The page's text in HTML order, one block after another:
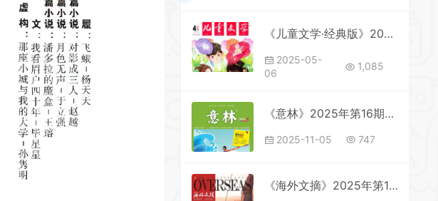
《儿童文学·经典版》2025年第4期全彩精校PDF杂志下载
2025-05-
06
1,085
《意林》2025年第16期全彩精校PDF杂志下载
2025-11-05 747
《海外文摘》2025年第12期全彩精校PDF杂志下载